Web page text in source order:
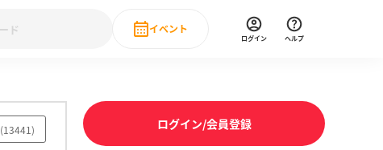
イベント
直近のイベント一覧
ログイン ヘルプ
(13441)
ログイン/会員登録